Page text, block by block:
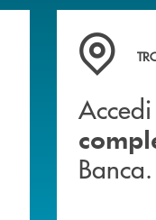
mutuo Accedi all'
Banca.